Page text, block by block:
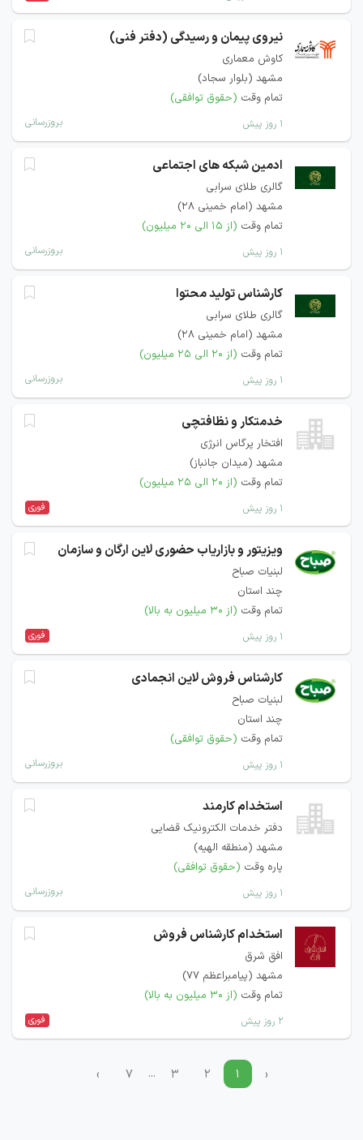
نیروی پیمان و رسیدگی (دفتر فنی)
کاوش معماری
مشهد (بلوار سجاد)
تمام وقت (حقوق توافقی)
۱ روز پیش بروزرسانی
ادمین شبکه های اجتماعی
گالری طلای سرابی
مشهد (امام خمینی 28)
تمام وقت (از ۱۵ الی ۲۰ میلیون)
۱ روز پیش بروزرسانی
کارشناس تولید محتوا
گالری طلای سرابی
مشهد (امام خمینی 28)
تمام وقت (از ۲۰ الی ۲۵ میلیون)
۱ روز پیش بروزرسانی
خدمتکار و نظافتچی
افتخار پرگاس انرژی
مشهد (میدان جانباز)
تمام وقت (از ۲۰ الی ۲۵ میلیون)
۱ روز پیش فوری
ویزیتور و بازاریاب حضوری لاین ارگان و سازمان
لبنیات صباح
چند استان
تمام وقت (از ۳۰ میلیون به بالا)
۱ روز پیش فوری
کارشناس فروش لاین انجمادی
لبنیات صباح
چند استان
تمام وقت (حقوق توافقی)
۱ روز پیش بروزرسانی
استخدام کارمند
دفتر خدمات الکترونیک قضایی
مشهد (منطقه الهیه)
پاره وقت (حقوق توافقی)
۱ روز پیش بروزرسانی
استخدام کارشناس فروش
افق شرق
مشهد (پیامبراعظم 77)
تمام وقت (از ۳۰ میلیون به بالا)
۲ روز پیش فوری
‹ ۱ ۲ ۳ ... ۷ ›